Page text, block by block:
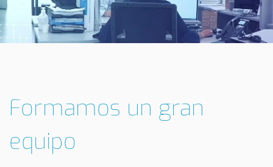
Formamos un gran
equipo